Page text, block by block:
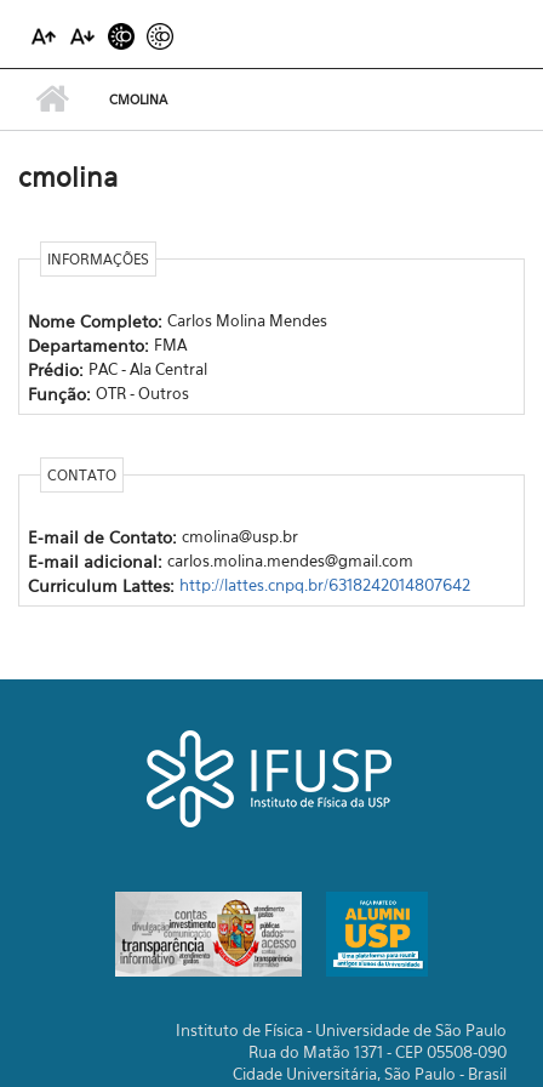
CMOLINA
cmolina
INFORMAÇÕES
Nome Completo: Carlos Molina Mendes
Departamento: FMA
Prédio: PAC - Ala Central
Função: OTR - Outros
CONTATO
E-mail de Contato: cmolina@usp.br
E-mail adicional: carlos.molina.mendes@gmail.com
Curriculum Lattes: http://lattes.cnpq.br/6318242014807642
Instituto de Física - Universidade de São Paulo
Rua do Matão 1371 - CEP 05508-090
Cidade Universitária, São Paulo - Brasil